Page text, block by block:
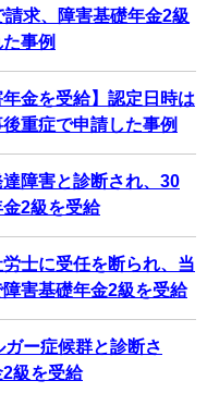
請求、障害基礎年金2級
事例
年金を受給】認定日時は
重症で申請した事例
障害と診断され、30
2級を受給
士に受任を断られ、当
害基礎年金2級を受給
ー症候群と診断さ
級を受給